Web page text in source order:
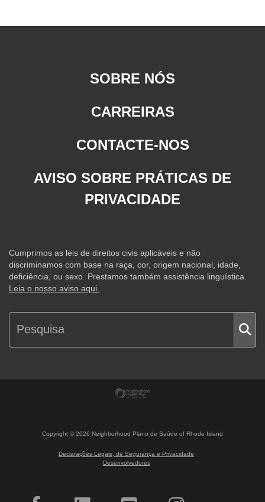
SOBRE NÓS
CARREIRAS
CONTACTE-NOS
AVISO SOBRE PRÁTICAS DE
PRIVACIDADE
Cumprimos as leis de direitos civis aplicáveis e não
discriminamos com base na raça, cor, origem nacional, idade,
deficiência, ou sexo. Prestamos também assistência linguística.
Leia o nosso aviso aqui.
Copyright ©2026 Neighborhood Plano de Saúde of Rhode Island
Declarações Legais, de Segurança e Privacidade
Desenvolvedores